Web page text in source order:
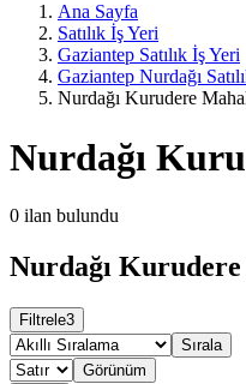
Ana Sayfa
Satılık İş Yeri
Gaziantep Satılık İş Yeri
Gaziantep Nurdağı
Nurdağı Kurudere
Nurdağı
0 ilan bulundu
Nurdağı
Filtrele3
Sırala
Görünüm